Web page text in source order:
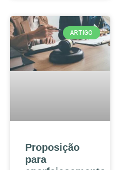
ARTIGO
Proposição
para